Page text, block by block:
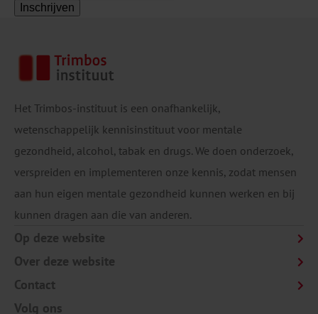
Inschrijven
Het Trimbos-instituut is een onafhankelijk,
wetenschappelijk kennisinstituut voor mentale
gezondheid, alcohol, tabak en drugs. We doen onderzoek,
verspreiden en implementeren onze kennis, zodat mensen
aan hun eigen mentale gezondheid kunnen werken en bij
kunnen dragen aan die van anderen.
Op deze website
Over deze website
Contact
Volg ons